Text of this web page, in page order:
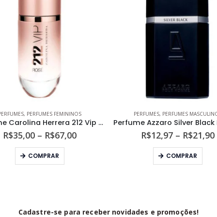
, PERFUMES FEMININOS
Perfume Carolina Herrera 212 Vip Rosé Feminino Eau de Parfum
R$35,00 – R$67,00Faixa
COMPRAR
Este produto tem várias variantes. As opções podem ser escolhidas na página do produto
PERFUMES, PERFUMES
R$12,97 – R$21,90
COMPRAR
Este produto tem várias variantes. As opções podem ser
Cadastre-se para receber novidades e promoções!